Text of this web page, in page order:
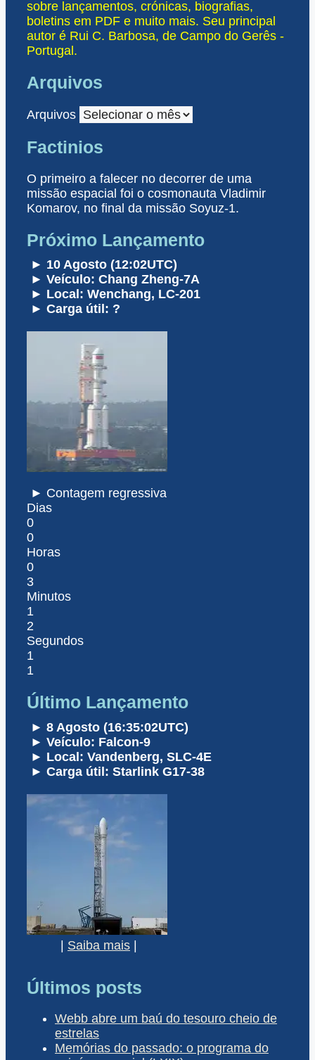
sobre lançamentos, crónicas, biografias,
boletins em PDF e muito mais. Seu principal
autor é Rui C. Barbosa, de Campo do Gerês -
Portugal.
Arquivos
Arquivos
Factinios
O primeiro a falecer no decorrer de uma
missão espacial foi o cosmonauta Vladimir
Komarov, no final da missão Soyuz-1.
Próximo Lançamento
► 10 Agosto (12:02UTC)
► Veículo: Chang Zheng-7A
► Local: Wenchang, LC-201
► Carga útil: ?
► Contagem regressiva
Dias
0
0
Horas
0
3
Minutos
1
2
Segundos
1
1
Último Lançamento
► 8 Agosto (16:35:02UTC)
► Veículo: Falcon-9
► Local: Vandenberg, SLC-4E
► Carga útil: Starlink G17-38
| Saiba mais |
Últimos posts
Webb abre um baú do tesouro cheio de
estrelas
Memórias do passado: o programa do